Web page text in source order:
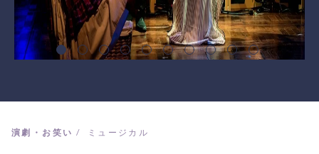
演劇・お笑い ミュージカル